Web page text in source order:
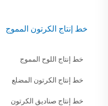
خط إنتاج الكرتون المموج
خط إنتاج اللوح المموج
خط إنتاج الكرتون المضلع
خط إنتاج صناديق الكرتون